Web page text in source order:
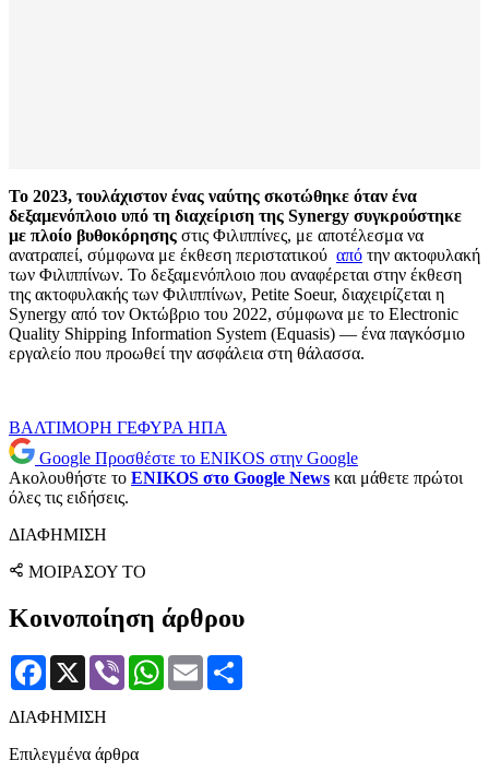
Το 2023, τουλάχιστον ένας ναύτης σκοτώθηκε όταν ένα
δεξαμενόπλοιο υπό τη διαχείριση της Synergy συγκρούστηκε
με πλοίο βυθοκόρησης στις Φιλιππίνες, με αποτέλεσμα να
ανατραπεί, σύμφωνα με έκθεση περιστατικού από την ακτοφυλακή
των Φιλιππίνων. Το δεξαμενόπλοιο που αναφέρεται στην έκθεση
της ακτοφυλακής των Φιλιππίνων, Petite Soeur, διαχειρίζεται η
Synergy από τον Οκτώβριο του 2022, σύμφωνα με το Electronic
Quality Shipping Information System (Equasis) — ένα παγκόσμιο
εργαλείο που προωθεί την ασφάλεια στη θάλασσα.
ΒΑΛΤΙΜΟΡΗ ΓΕΦΥΡΑ ΗΠΑ
Google Προσθέστε το ENIKOS στην Google
Ακολουθήστε το ENIKOS στο Google News και μάθετε πρώτοι
όλες τις ειδήσεις.
ΔΙΑΦΗΜΙΣΗ
ΜΟΙΡΑΣΟΥ ΤΟ
Κοινοποίηση άρθρου
Facebook
X Viber WhatsApp
Email
ΔΙΑΦΗΜΙΣΗ
Επιλεγμένα άρθρα